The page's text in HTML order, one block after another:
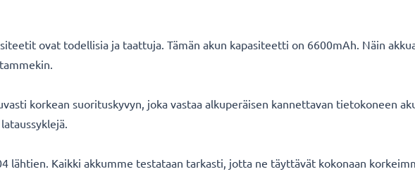
ovat todellisia ja taattuja. Tämän akun kapasiteetti on 6600mAh. Näin
korkean suorituskyvyn, joka vastaa alkuperäisen kannettavan tietokoneen
lähtien. Kaikki akkumme testataan tarkasti, jotta ne täyttävät kokonaan